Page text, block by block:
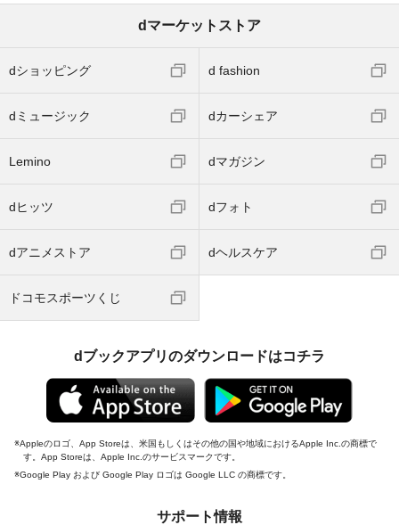
dマーケットストア
dショッピング d fashion
dミュージック dカーシェア
Lemino dマガジン
dヒッツ dフォト
dアニメストア dヘルスケア
ドコモスポーツくじ
dブックアプリのダウンロードはコチラ
Appleのロゴ、App Storeは、米国もしくはその他の国や地域におけるApple Inc.の商標で
す。App Storeは、Apple Inc.のサービスマークです。
Google Play および Google Play ロゴは Google LLC の商標です。
サポート情報